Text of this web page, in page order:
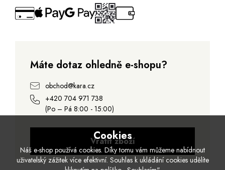
Máte dotaz ohledně e-shopu?
obchod@kara.cz
+420 704 971 738
(Po – Pá 8:00 - 15:00)
Vrátit zboží
Cookies
Náš e-shop používá cookies. Díky tomu vám můžeme nabídnout
uživatelský zážitek více efektivní. Souhlas k ukládání cookies udělíte